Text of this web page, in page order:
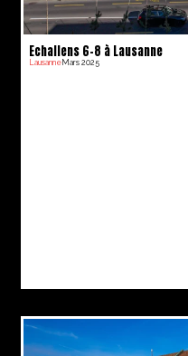
Echallens 6-8 à Lausanne
LausanneMars 2025